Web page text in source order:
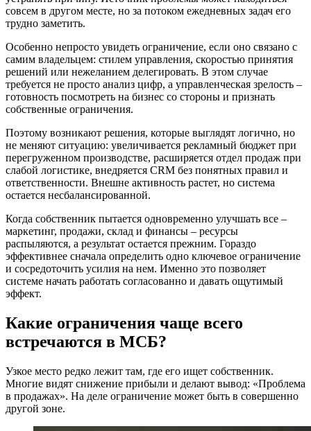
совсем в другом месте, но за потоком ежедневных задач его
трудно заметить.
Особенно непросто увидеть ограничение, если оно связано с
самим владельцем: стилем управления, скоростью принятия
решений или нежеланием делегировать. В этом случае
требуется не просто анализ цифр, а управленческая зрелость –
готовность посмотреть на бизнес со стороны и признать
собственные ограничения.
Поэтому возникают решения, которые выглядят логично, но
не меняют ситуацию: увеличивается рекламный бюджет при
перегруженном производстве, расширяется отдел продаж при
слабой логистике, внедряется CRM без понятных правил и
ответственности. Внешне активность растет, но система
остается несбалансированной.
Когда собственник пытается одновременно улучшать все –
маркетинг, продажи, склад и финансы – ресурсы
распыляются, а результат остается прежним. Гораздо
эффективнее сначала определить одно ключевое ограничение
и сосредоточить усилия на нем. Именно это позволяет
системе начать работать согласованно и давать ощутимый
эффект.
Какие ограничения чаще всего
встречаются в МСБ?
Узкое место редко лежит там, где его ищет собственник.
Многие видят снижение прибыли и делают вывод: «Проблема
в продажах». На деле ограничение может быть в совершенно
другой зоне.